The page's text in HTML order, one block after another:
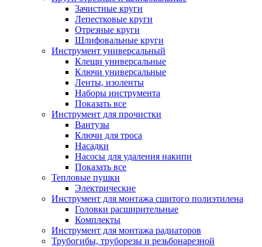
Зачистные круги
Лепестковые круги
Отрезные круги
Шлифовальные круги
Инструмент универсальный
Клещи универсальные
Ключи универсальные
Ленты, изоленты
Наборы инструмента
Показать все
Инструмент для прочистки
Вантузы
Ключи для троса
Насадки
Насосы для удаления накипи
Показать все
Тепловые пушки
Электрические
Инструмент для монтажа сшитого полиэтилена
Головки расширительные
Комплекты
Инструмент для монтажа радиаторов
Трубогибы, труборезы и резьбонарезной